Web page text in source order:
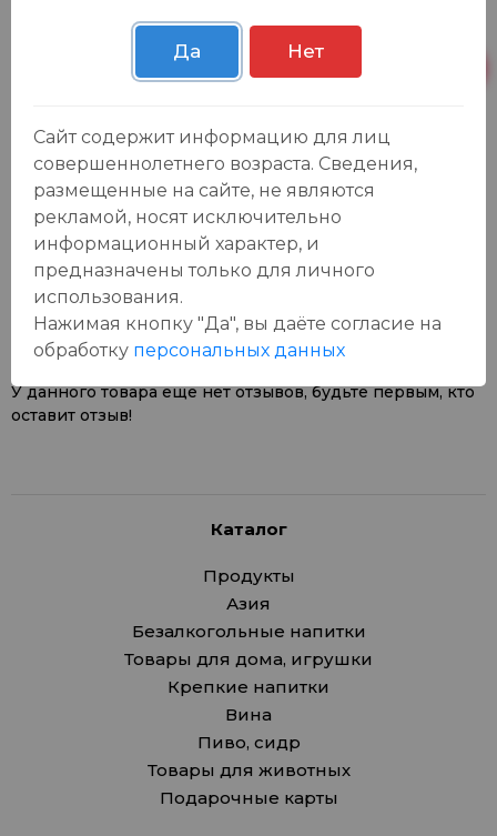
Отзывы:
Оставить отзыв
У данного товара еще нет отзывов, будьте первым, кто
оставит отзыв!
Каталог
Продукты
Азия
Безалкогольные напитки
Товары для дома, игрушки
Крепкие напитки
Вина
Пиво, сидр
Товары для животных
Подарочные карты
Да Нет
Сайт содержит информацию для лиц
совершеннолетнего возраста. Сведения,
размещенные на сайте, не являются
рекламой, носят исключительно
информационный характер, и
предназначены только для личного
использования.
Нажимая кнопку "Да", вы даёте cогласие на
обработку персональных данных